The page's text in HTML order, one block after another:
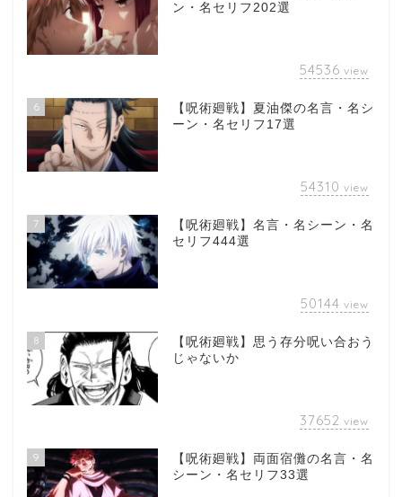
ン・名セリフ202選
54536 view
6
【呪術廻戦】夏油傑の名言・名シ
ーン・名セリフ17選
54310 view
7
【呪術廻戦】名言・名シーン・名
セリフ444選
50144 view
8
【呪術廻戦】思う存分呪い合おう
じゃないか
37652 view
9
【呪術廻戦】両面宿儺の名言・名
シーン・名セリフ33選